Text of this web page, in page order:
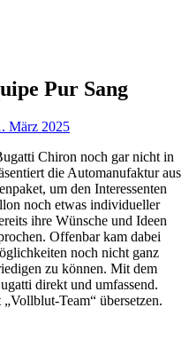
Pur Sang
März 2025
Chiron noch gar nicht in
die Automanufaktur aus
um den Interessenten
noch etwas individueller
ihre Wünsche und Ideen
Offenbar kam dabei
noch nicht ganz
zu können. Mit dem
direkt und umfassend.
Team“ übersetzen.